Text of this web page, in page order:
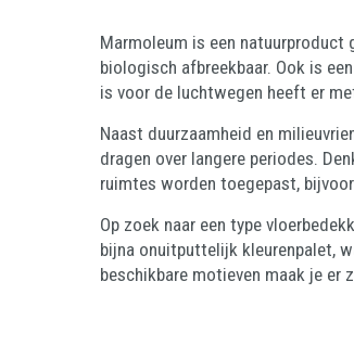
Marmoleum is een natuurproduct
biologisch afbreekbaar. Ook is
is voor de luchtwegen heeft er
Naast duurzaamheid en
dragen over langere periodes.
ruimtes worden toegepast,
Op zoek naar een type
bijna onuitputtelijk kleurenpalet,
beschikbare motieven maak je